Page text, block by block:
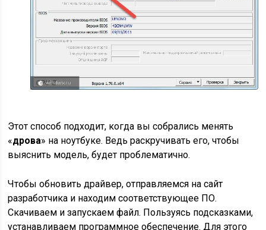
Этот способ подходит, когда вы собрались менять
«дрова» на ноутбуке. Ведь раскручивать его, чтобы
выяснить модель, будет проблематично.
Чтобы обновить драйвер, отправляемся на сайт
разработчика и находим соответствующее ПО.
Скачиваем и запускаем файл. Пользуясь подсказками,
устанавливаем программное обеспечение. Для этого